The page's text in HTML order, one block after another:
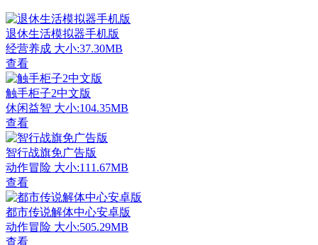
退休生活模拟器手机版
经营养成 大小:37.30MB
查看
触手柜子2中文版
休闲益智 大小:104.35MB
查看
智行战旗免广告版
动作冒险 大小:111.67MB
查看
都市传说解体中心安卓版
动作冒险 大小:505.29MB
查看